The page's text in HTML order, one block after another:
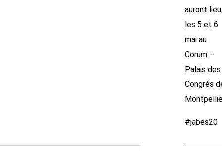
auront lieu
les 5 et 6
mai au
Corum –
Palais des
Congrès
#jabes20